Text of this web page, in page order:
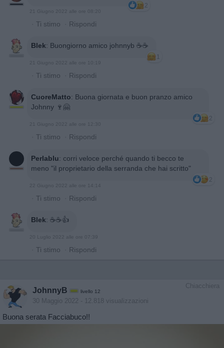
2
21 Giugno 2022 alle ore 08:20
· Ti stimo · Rispondi
Blek: Buongiorno amico johnnyb ☕️☕️
1
21 Giugno 2022 alle ore 10:19
· Ti stimo · Rispondi
CuoreMatto: Buona giornata e buon pranzo amico
Johnny 🍷🤗
2
21 Giugno 2022 alle ore 12:30
· Ti stimo · Rispondi
Perlablu: corri veloce perché quando ti becco te
meno "il proprietario della serranda che hai scritto"
2
22 Giugno 2022 alle ore 14:14
· Ti stimo · Rispondi
Blek: ☕️☕️👍
20 Luglio 2022 alle ore 07:39
· Ti stimo · Rispondi
Chiacchiera
JohnnyB livello 12
30 Maggio 2022 - 12.818 visualizzazioni
Buona serata Facciabuco!!